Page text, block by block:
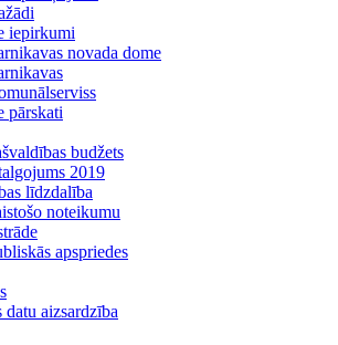
iepirkumi
novada dome
pārskati
budžets
2019
līdzdalība
noteikumu
apspriedes
datu aizsardzība